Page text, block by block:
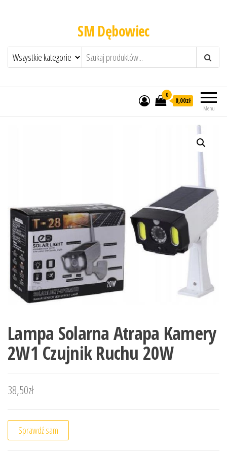
SM Dębowiec
Menu
0
0,00zł
Lampa Solarna Atrapa Kamery
2W1 Czujnik Ruchu 20W
38,50zł
Sprawdź sam